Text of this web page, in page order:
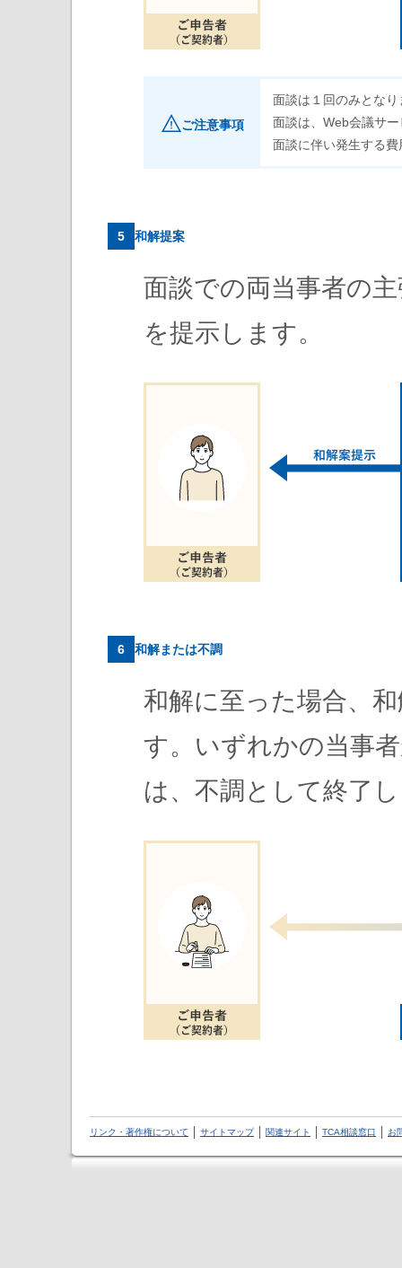
ご注意事項
面談は１回のみとなり
面談は、Web会議サ
面談に伴い発生する
5 和解提案
面談での両当事者の
を提示します。
6 和解または不調
和解に至った場合、
す。いずれかの当事
は、不調として終了
リンク・著作権について サイトマップ 関連サイト TCA相談窓口 お